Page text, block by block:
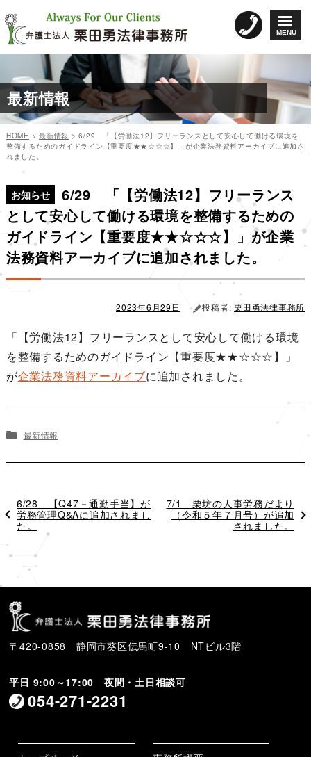
MENU
ン
テ
ン
へ
ス
キ
ッ
プ
最新情報
HOME >最新情報 >6/29 「【労働法12】フリーランスとして安心して働ける環境を
整備するためのガイドライン【重要度★★☆☆☆】」が企業法務資料アーカイブに追加さ
れました。
お知らせ
6/29 「【労働法12】フリーランス
として安心して働ける環境を整備するための
ガイドライン【重要度★★☆☆☆】」が企業
法務資料アーカイブに追加されました。
日:
2023年6月29日 投稿者:栗田勇法律事務所
「【労働法12】フリーランスとして安心して働ける環境
を整備するためのガイドライン【重要度★★☆☆☆】」
が企業法務資料アーカイブに追加されました。
ゴ
リ
ー
最新情報
稿
ナ
ビ
ゲ
ー
シ
過
去
の
6/28 【Q47－通勤手当】が
労務管理Q&Aに追加されまし
た。
次
7/1 栗坊の人事労務だより
（令和５年７月号）が追加
されました。
〒420-0858 静岡市葵区伝馬町9-10 NTビル3階
平日 9:00～17:00 夜間・土日相談可
054-271-2231